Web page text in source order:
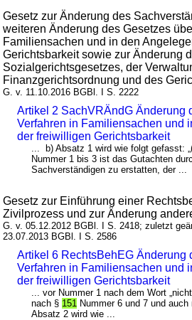
Gesetz zur Änderung des
weiteren Änderung des Gesetzes
Familiensachen und in den
Gerichtsbarkeit sowie zur Änderung
Sozialgerichtsgesetzes, der
Finanzgerichtsordnung und des
G. v. 11.10.2016 BGBl. I S. 2222
Artikel 2 SachVRÄndG Änderung
Verfahren in Familiensachen und
der freiwilligen Gerichtsbarkeit
... b) Absatz 1 wird wie folgt gefasst:
Nummer 1 bis 3 ist das Gutachten
Sachverständigen zu erstatten, der ...
Gesetz zur Einführung einer
Zivilprozess und zur Änderung
G. v. 05.12.2012 BGBl. I S. 2418; zuletzt
23.07.2013 BGBl. I S. 2586
Artikel 6 RechtsBehEG Änderung
Verfahren in Familiensachen und
der freiwilligen Gerichtsbarkeit
... vor Nummer 1 nach dem Wort
nach § 151 Nummer 6 und 7 und
Absatz 2 wird wie ...